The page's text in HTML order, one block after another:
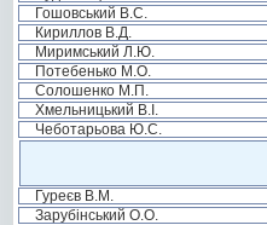
Гошовський В.С.
Кириллов В.Д.
Миримський Л.Ю.
Потебенько М.О.
Солошенко М.П.
Хмельницький В.І.
Чеботарьова Ю.С.
Гуреєв В.М.
Зарубінський О.О.